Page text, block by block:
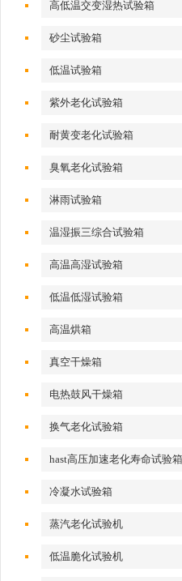
高低温交变湿热试验箱
砂尘试验箱
低温试验箱
紫外老化试验箱
耐黄变老化试验箱
臭氧老化试验箱
淋雨试验箱
温湿振三综合试验箱
高温高湿试验箱
低温低湿试验箱
高温烘箱
真空干燥箱
电热鼓风干燥箱
换气老化试验箱
hast高压加速老化寿命试验箱
冷凝水试验箱
蒸汽老化试验机
低温脆化试验机